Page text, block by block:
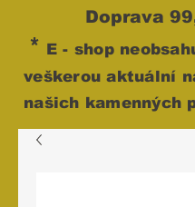
Doprava
* E - shop
veškerou aktuální
našich kamenných